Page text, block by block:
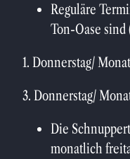
Reguläre
Ton-Oase sind
1. Donnerstag/
3. Donnerstag/
Die
monatlich